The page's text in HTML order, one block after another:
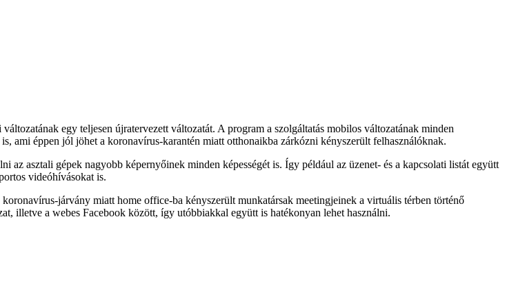
egy teljesen újratervezett változatát. A program a szolgáltatás mobilos változatának minden
ami éppen jól jöhet a koronavírus-karantén miatt otthonaikba zárkózni kényszerült felhasználóknak.
az asztali gépek nagyobb képernyőinek minden képességét is. Így például az üzenet- és a kapcsolati listát együtt
videóhívásokat is.
járvány miatt home office-ba kényszerült munkatársak meetingjeinek a virtuális térben történő
illetve a webes Facebook között, így utóbbiakkal együtt is hatékonyan lehet használni.